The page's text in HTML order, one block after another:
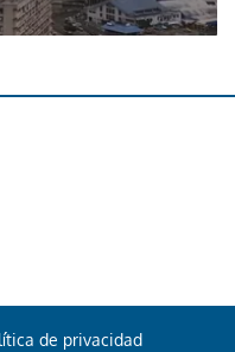
de privacidad